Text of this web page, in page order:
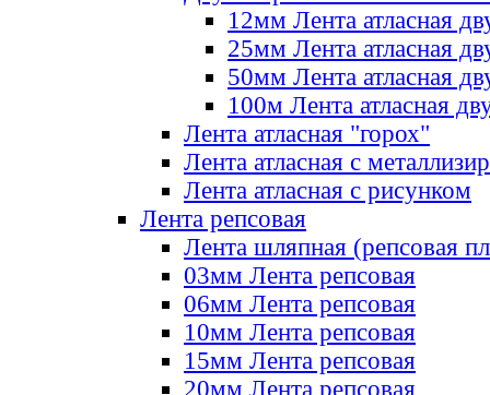
12мм Лента атласная
25мм Лента атласная
50мм Лента атласная
100м Лента атласная
Лента атласная "горох"
Лента атласная с
Лента атласная с рисунком
Лента репсовая
Лента шляпная (репсовая
03мм Лента репсовая
06мм Лента репсовая
10мм Лента репсовая
15мм Лента репсовая
20мм Лента репсовая